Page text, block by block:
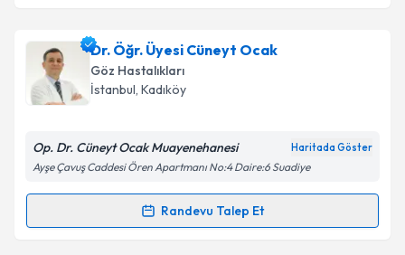
Op. Dr. Aydoğdu Serdaroviçin randevu takvimi
talebi oluşturun. Size bu uzmandan randevu almanız
için bir takvim hazırlandığında e-posta ile
bilgilendireceğiz.
Kişisel verilerimin işlenmesine ilişkinAydınlatma
Dr. Öğr. Üyesi Cüneyt Ocak
Göz Hastalıkları
İstanbul, Kadıköy
Op. Dr. Cüneyt Ocak Muayenehanesi Haritada Göster
Ayşe Çavuş Caddesi Ören Apartmanı No:4 Daire:6 Suadiye
Randevu Talep Et
Randevu Takvimi Talebi